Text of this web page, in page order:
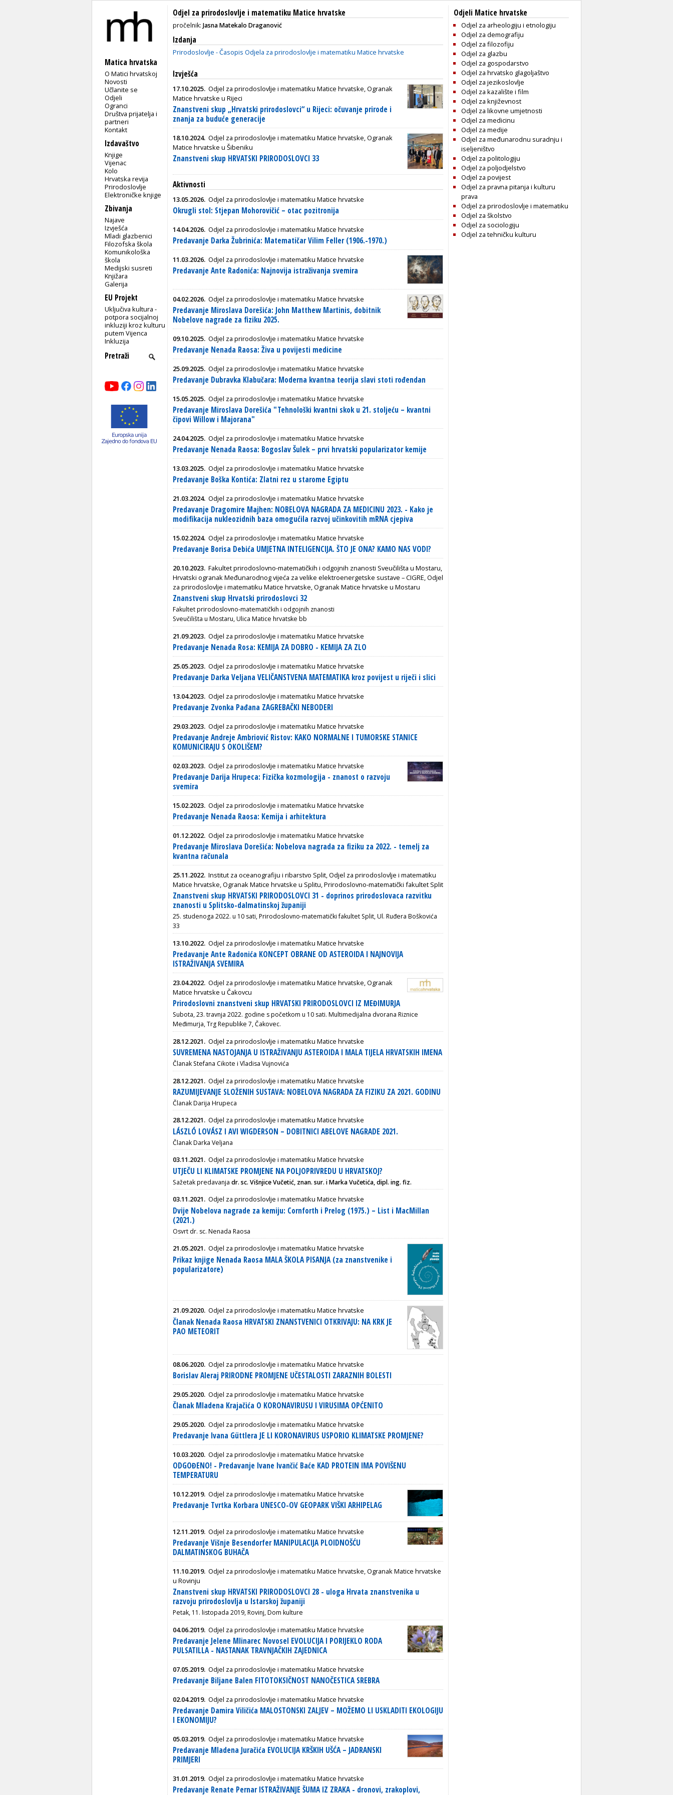
Matica hrvatska
O Matici hrvatskoj
Novosti
Učlanite se
Odjeli
Ogranci
Društva prijatelja i
partneri
Kontakt
Izdavaštvo
Knjige
Vijenac
Kolo
Hrvatska revija
Prirodoslovlje
Elektroničke knjige
Zbivanja
Najave
Izvješća
Mladi glazbenici
Filozofska škola
Komunikološka
škola
Medijski susreti
Knjižara
Galerija
EU Projekt
Uključiva kultura -
potpora socijalnoj
inkluziji kroz kulturu
putem Vijenca
Inkluzija
Odjel za prirodoslovlje i matematiku Matice hrvatske
pročelnik: Jasna Matekalo Draganović
Izdanja
Prirodoslovlje - Časopis Odjela za prirodoslovlje i matematiku Matice hrvatske
Izvješća
17.10.2025. Odjel za prirodoslovlje i matematiku Matice hrvatske, Ogranak
Matice hrvatske u Rijeci
Znanstveni skup „Hrvatski prirodoslovci“ u Rijeci: očuvanje prirode i
znanja za buduće generacije
18.10.2024. Odjel za prirodoslovlje i matematiku Matice hrvatske, Ogranak
Matice hrvatske u Šibeniku
Znanstveni skup HRVATSKI PRIRODOSLOVCI 33
Aktivnosti
13.05.2026. Odjel za prirodoslovlje i matematiku Matice hrvatske
Okrugli stol: Stjepan Mohorovičić – otac pozitronija
14.04.2026. Odjel za prirodoslovlje i matematiku Matice hrvatske
Predavanje Darka Žubrinića: Matematičar Vilim Feller (1906.-1970.)
11.03.2026. Odjel za prirodoslovlje i matematiku Matice hrvatske
Predavanje Ante Radonića: Najnovija istraživanja svemira
04.02.2026. Odjel za prirodoslovlje i matematiku Matice hrvatske
Predavanje Miroslava Dorešića: John Matthew Martinis, dobitnik
Nobelove nagrade za fiziku 2025.
09.10.2025. Odjel za prirodoslovlje i matematiku Matice hrvatske
Predavanje Nenada Raosa: Živa u povijesti medicine
25.09.2025. Odjel za prirodoslovlje i matematiku Matice hrvatske
Predavanje Dubravka Klabučara: Moderna kvantna teorija slavi stoti rođendan
15.05.2025. Odjel za prirodoslovlje i matematiku Matice hrvatske
Predavanje Miroslava Dorešića "Tehnološki kvantni skok u 21. stoljeću – kvantni
čipovi Willow i Majorana"
24.04.2025. Odjel za prirodoslovlje i matematiku Matice hrvatske
Predavanje Nenada Raosa: Bogoslav Šulek – prvi hrvatski popularizator kemije
13.03.2025. Odjel za prirodoslovlje i matematiku Matice hrvatske
Predavanje Boška Kontića: Zlatni rez u starome Egiptu
21.03.2024. Odjel za prirodoslovlje i matematiku Matice hrvatske
Predavanje Dragomire Majhen: NOBELOVA NAGRADA ZA MEDICINU 2023. - Kako je
modifikacija nukleozidnih baza omogućila razvoj učinkovitih mRNA cjepiva
15.02.2024. Odjel za prirodoslovlje i matematiku Matice hrvatske
Predavanje Borisa Debića UMJETNA INTELIGENCIJA. ŠTO JE ONA? KAMO NAS VODI?
20.10.2023. Fakultet prirodoslovno-matematičkih i odgojnih znanosti Sveučilišta u Mostaru,
Hrvatski ogranak Međunarodnog vijeća za velike elektroenergetske sustave – CIGRE, Odjel
za prirodoslovlje i matematiku Matice hrvatske, Ogranak Matice hrvatske u Mostaru
Znanstveni skup Hrvatski prirodoslovci 32
Fakultet prirodoslovno-matematičkih i odgojnih znanosti
Sveučilišta u Mostaru, Ulica Matice hrvatske bb
21.09.2023. Odjel za prirodoslovlje i matematiku Matice hrvatske
Predavanje Nenada Rosa: KEMIJA ZA DOBRO - KEMIJA ZA ZLO
25.05.2023. Odjel za prirodoslovlje i matematiku Matice hrvatske
Predavanje Darka Veljana VELIČANSTVENA MATEMATIKA kroz povijest u riječi i slici
13.04.2023. Odjel za prirodoslovlje i matematiku Matice hrvatske
Predavanje Zvonka Pađana ZAGREBAČKI NEBODERI
29.03.2023. Odjel za prirodoslovlje i matematiku Matice hrvatske
Predavanje Andreje Ambriović Ristov: KAKO NORMALNE I TUMORSKE STANICE
KOMUNICIRAJU S OKOLIŠEM?
02.03.2023. Odjel za prirodoslovlje i matematiku Matice hrvatske
Predavanje Darija Hrupeca: Fizička kozmologija - znanost o razvoju
svemira
15.02.2023. Odjel za prirodoslovlje i matematiku Matice hrvatske
Predavanje Nenada Raosa: Kemija i arhitektura
01.12.2022. Odjel za prirodoslovlje i matematiku Matice hrvatske
Predavanje Miroslava Dorešića: Nobelova nagrada za fiziku za 2022. - temelj za
kvantna računala
25.11.2022. Institut za oceanografiju i ribarstvo Split, Odjel za prirodoslovlje i matematiku
Matice hrvatske, Ogranak Matice hrvatske u Splitu, Prirodoslovno-matematički fakultet Split
Znanstveni skup HRVATSKI PRIRODOSLOVCI 31 - doprinos prirodoslovaca razvitku
znanosti u Splitsko-dalmatinskoj županiji
25. studenoga 2022. u 10 sati, Prirodoslovno-matematički fakultet Split, Ul. Ruđera Boškovića
33
13.10.2022. Odjel za prirodoslovlje i matematiku Matice hrvatske
Predavanje Ante Radonića KONCEPT OBRANE OD ASTEROIDA I NAJNOVIJA
ISTRAŽIVANJA SVEMIRA
23.04.2022. Odjel za prirodoslovlje i matematiku Matice hrvatske, Ogranak
Matice hrvatske u Čakovcu
Prirodoslovni znanstveni skup HRVATSKI PRIRODOSLOVCI IZ MEĐIMURJA
Subota, 23. travnja 2022. godine s početkom u 10 sati. Multimedijalna dvorana Riznice
Međimurja,Trg Republike 7, Čakovec.
28.12.2021. Odjel za prirodoslovlje i matematiku Matice hrvatske
SUVREMENA NASTOJANJA U ISTRAŽIVANJU ASTEROIDA I MALA TIJELA HRVATSKIH IMENA
Članak Stefana Cikote i Vladisa Vujnovića
28.12.2021. Odjel za prirodoslovlje i matematiku Matice hrvatske
RAZUMIJEVANJE SLOŽENIH SUSTAVA: NOBELOVA NAGRADA ZA FIZIKU ZA 2021. GODINU
Članak Darija Hrupeca
28.12.2021. Odjel za prirodoslovlje i matematiku Matice hrvatske
LÁSZLÓ LOVÁSZ I AVI WIGDERSON – DOBITNICI ABELOVE NAGRADE 2021.
Članak Darka Veljana
03.11.2021. Odjel za prirodoslovlje i matematiku Matice hrvatske
UTJEČU LI KLIMATSKE PROMJENE NA POLJOPRIVREDU U HRVATSKOJ?
Sažetak predavanja dr. sc. Višnjice Vučetić, znan. sur. i Marka Vučetića, dipl. ing. fiz.
03.11.2021. Odjel za prirodoslovlje i matematiku Matice hrvatske
Dvije Nobelova nagrade za kemiju: Cornforth i Prelog (1975.) – List i MacMillan
(2021.)
Osvrt dr. sc. Nenada Raosa
21.05.2021. Odjel za prirodoslovlje i matematiku Matice hrvatske
Prikaz knjige Nenada Raosa MALA ŠKOLA PISANJA (za znanstvenike i
popularizatore)
21.09.2020. Odjel za prirodoslovlje i matematiku Matice hrvatske
Članak Nenada Raosa HRVATSKI ZNANSTVENICI OTKRIVAJU: NA KRK JE
PAO METEORIT
08.06.2020. Odjel za prirodoslovlje i matematiku Matice hrvatske
Borislav Aleraj PRIRODNE PROMJENE UČESTALOSTI ZARAZNIH BOLESTI
29.05.2020. Odjel za prirodoslovlje i matematiku Matice hrvatske
Članak Mladena Krajačića O KORONAVIRUSU I VIRUSIMA OPĆENITO
29.05.2020. Odjel za prirodoslovlje i matematiku Matice hrvatske
Predavanje Ivana Güttlera JE LI KORONAVIRUS USPORIO KLIMATSKE PROMJENE?
10.03.2020. Odjel za prirodoslovlje i matematiku Matice hrvatske
ODGOĐENO! - Predavanje Ivane Ivančić Baće KAD PROTEIN IMA POVIŠENU
TEMPERATURU
10.12.2019. Odjel za prirodoslovlje i matematiku Matice hrvatske
Predavanje Tvrtka Korbara UNESCO-OV GEOPARK VIŠKI ARHIPELAG
12.11.2019. Odjel za prirodoslovlje i matematiku Matice hrvatske
Predavanje Višnje Besendorfer MANIPULACIJA PLOIDNOŠĆU
DALMATINSKOG BUHAČA
11.10.2019. Odjel za prirodoslovlje i matematiku Matice hrvatske, Ogranak Matice hrvatske
u Rovinju
Znanstveni skup HRVATSKI PRIRODOSLOVCI 28 - uloga Hrvata znanstvenika u
razvoju prirodoslovlja u Istarskoj županiji
Petak, 11. listopada 2019, Rovinj, Dom kulture
04.06.2019. Odjel za prirodoslovlje i matematiku Matice hrvatske
Predavanje Jelene Mlinarec Novosel EVOLUCIJA I PORIJEKLO RODA
PULSATILLA - NASTANAK TRAVNJAČKIH ZAJEDNICA
07.05.2019. Odjel za prirodoslovlje i matematiku Matice hrvatske
Predavanje Biljane Balen FITOTOKSIČNOST NANOČESTICA SREBRA
02.04.2019. Odjel za prirodoslovlje i matematiku Matice hrvatske
Predavanje Damira Viličića MALOSTONSKI ZALJEV – MOŽEMO LI USKLADITI EKOLOGIJU
I EKONOMIJU?
05.03.2019. Odjel za prirodoslovlje i matematiku Matice hrvatske
Predavanje Mladena Juračića EVOLUCIJA KRŠKIH UŠĆA – JADRANSKI
PRIMJERI
31.01.2019. Odjel za prirodoslovlje i matematiku Matice hrvatske
Predavanje Renate Pernar ISTRAŽIVANJE ŠUMA IZ ZRAKA - dronovi, zrakoplovi,
Odjeli Matice hrvatske
Odjel za arheologiju i etnologiju
Odjel za demografiju
Odjel za filozofiju
Odjel za glazbu
Odjel za gospodarstvo
Odjel za hrvatsko glagoljaštvo
Odjel za jezikoslovlje
Odjel za kazalište i film
Odjel za književnost
Odjel za likovne umjetnosti
Odjel za medicinu
Odjel za medije
Odjel za međunarodnu suradnju i
iseljeništvo
Odjel za politologiju
Odjel za poljodjelstvo
Odjel za povijest
Odjel za pravna pitanja i kulturu
prava
Odjel za prirodoslovlje i matematiku
Odjel za školstvo
Odjel za sociologiju
Odjel za tehničku kulturu